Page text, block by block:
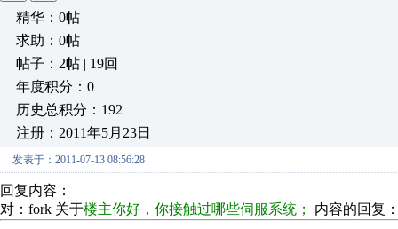
精华：0帖
求助：0帖
帖子：2帖 | 19回
年度积分：0
历史总积分：192
注册：2011年5月23日
发表于：2011-07-13 08:56:28
回复内容：
对：fork 关于楼主你好，你接触过哪些伺服系统； 内容的回复